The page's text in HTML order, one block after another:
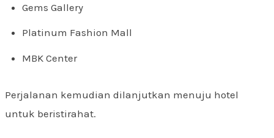
Gems Gallery
Platinum Fashion Mall
MBK Center
Perjalanan kemudian dilanjutkan menuju hotel
untuk beristirahat.